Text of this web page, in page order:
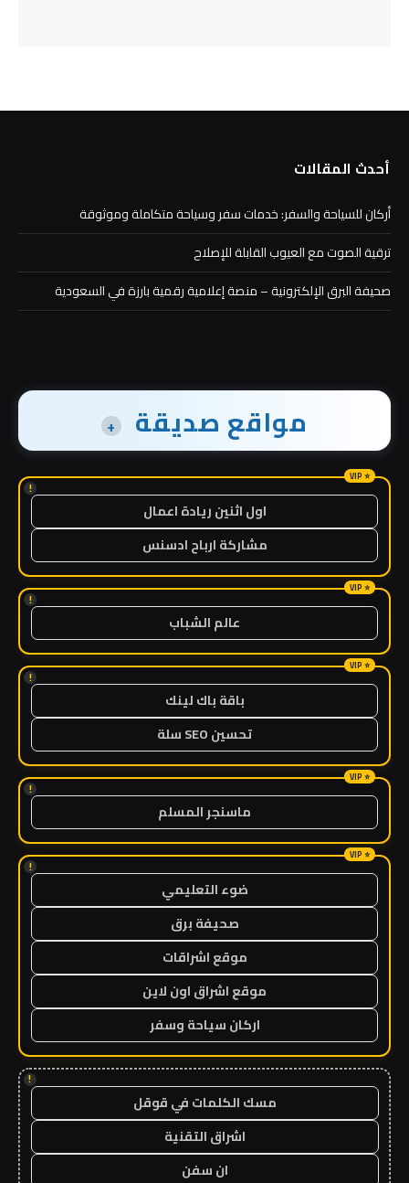
أحدث المقالات
أركان للسياحة والسفر: خدمات سفر وسياحة متكاملة وموثوقة
ترقية الصوت مع العيوب القابلة للإصلاح
صحيفة البرق الإلكترونية – منصة إعلامية رقمية بارزة في السعودية
مواقع صديقة +
!
اول اثنين ريادة اعمال
مشاركة ارباح ادسنس
!
عالم الشباب
!
باقة باك لينك
تحسين SEO سلة
!
ماسنجر المسلم
!
ضوء التعليمي
صحيفة برق
موقع اشراقات
موقع اشراق اون لاين
اركان سياحة وسفر
!
مسك الكلمات في قوقل
اشراق التقنية
ان سفن